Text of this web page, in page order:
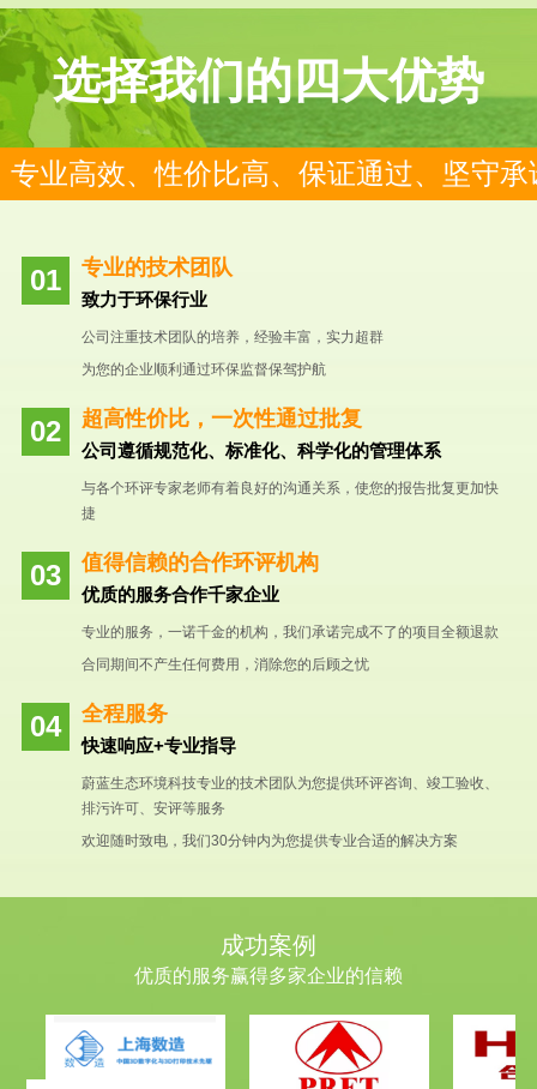
选择我们的四大优势
专业高效、性价比高、保证通过、坚守承
专业的技术团队
致力于环保行业
公司注重技术团队的培养，经验丰富，实力超群
为您的企业顺利通过环保监督保驾护航
超高性价比，一次性通过批复
公司遵循规范化、标准化、科学化的管理体系
与各个环评专家老师有着良好的沟通关系，使您的报告批复更加快
捷
值得信赖的合作环评机构
优质的服务合作千家企业
专业的服务，一诺千金的机构，我们承诺完成不了的项目全额退款
合同期间不产生任何费用，消除您的后顾之忧
全程服务
快速响应+专业指导
蔚蓝生态环境科技专业的技术团队为您提供环评咨询、竣工验收、
排污许可、安评等服务
欢迎随时致电，我们30分钟内为您提供专业合适的解决方案
成功案例
优质的服务赢得多家企业的信赖